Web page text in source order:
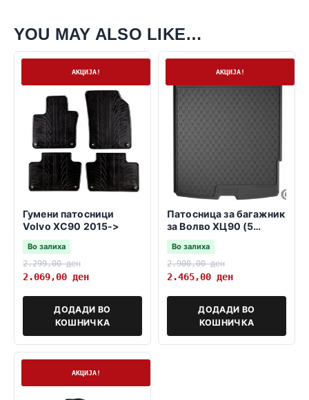
YOU MAY ALSO LIKE…
АКЦИЈА!
Гумени патосници
Volvo XC90 2015->
Во залиха
2.299,00ден
2.069,00 ден
ДОДАДИ ВО
КОШНИЧКА
АКЦИЈА!
Патосница за багажник
за Волво ХЦ90 (5
седишта) 2015->
Во залиха
2.900,00ден
2.465,00 ден
ДОДАДИ ВО
КОШНИЧКА
АКЦИЈА!